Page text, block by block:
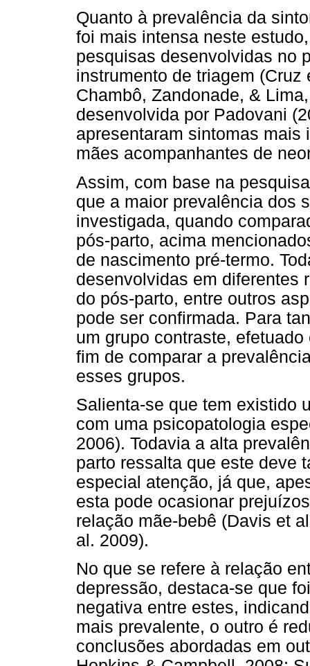
Quanto à prevalência da
foi mais intensa neste
pesquisas desenvolvidas no
instrumento de triagem
Chambô, Zandonade, &
desenvolvida por Padovani
apresentaram sintomas
mães acompanhantes de
Assim, com base na
que a maior prevalência dos
investigada, quando
pós-parto, acima
de nascimento pré-termo.
desenvolvidas em diferentes
do pós-parto, entre outros
pode ser confirmada. Para
um grupo contraste,
fim de comparar a
esses grupos.
Salienta-se que tem existido
com uma psicopatologia
2006). Todavia a alta
parto ressalta que este deve
especial atenção, já que,
esta pode ocasionar
relação mãe-bebê (Davis et
al. 2009).
No que se refere à relação
depressão, destaca-se que
negativa entre estes,
mais prevalente, o outro é
conclusões abordadas em